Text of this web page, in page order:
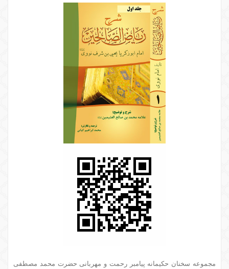
مجموعه سخنان حکیمانه پیامبر رحمت و مهربانی حضرت محمد مصطفی